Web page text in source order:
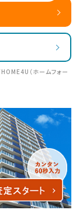
（ホームフォー